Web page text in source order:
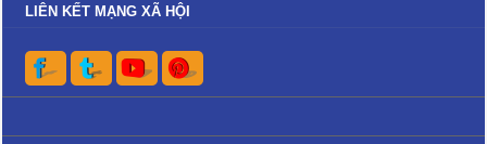
LIÊN KẾT MẠNG XÃ HỘI